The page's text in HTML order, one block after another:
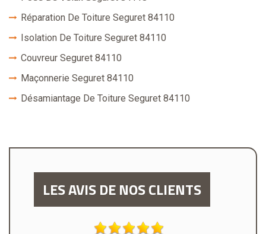
Réparation De Toiture Seguret 84110
Isolation De Toiture Seguret 84110
Couvreur Seguret 84110
Maçonnerie Seguret 84110
Désamiantage De Toiture Seguret 84110
LES AVIS DE NOS CLIENTS